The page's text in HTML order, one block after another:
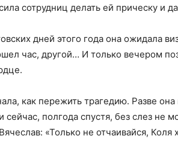
сотрудниц делать ей прическу и
дней этого года она ожидала
час, другой… И только вечером
как пережить трагедию. Разве
сейчас, полгода спустя, без слез не
«Только не отчаивайся, Коля